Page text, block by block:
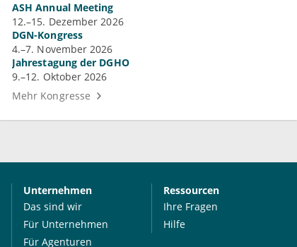
ASH Annual Meeting
12.–15. Dezember 2026
DGN-Kongress
4.–7. November 2026
Jahrestagung der DGHO
9.–12. Oktober 2026
Mehr Kongresse
Unternehmen
Das sind wir
Für Unternehmen
Für Agenturen
Ressourcen
Ihre Fragen
Hilfe